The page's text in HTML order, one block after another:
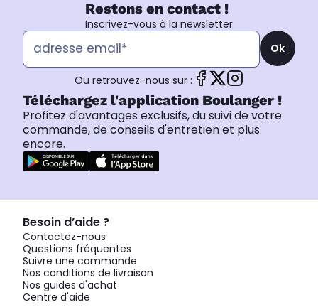
Restons en contact !
Inscrivez-vous à la newsletter
Ok
Ou retrouvez-nous sur :
Téléchargez l'application Boulanger !
Profitez d'avantages exclusifs, du suivi de votre
commande, de conseils d'entretien et plus
encore.
Besoin d’aide ?
Contactez-nous
Questions fréquentes
Suivre une commande
Nos conditions de livraison
Nos guides d'achat
Centre d'aide